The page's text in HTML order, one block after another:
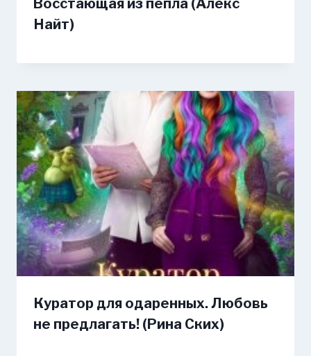
Восстающая из пепла (Алекс
Найт)
Куратор для одаренных. Любовь
не предлагать! (Рина Ских)